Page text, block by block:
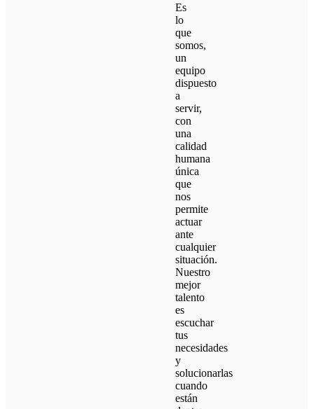
Es
lo
que
somos,
un
equipo
dispuesto
a
servir,
con
una
calidad
humana
única
que
nos
permite
actuar
ante
cualquier
situación.
Nuestro
mejor
talento
es
escuchar
tus
necesidades
y
solucionarlas
cuando
están